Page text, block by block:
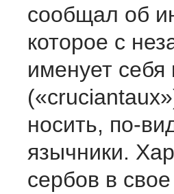
сообщал об
которое с
именует себя
носить, по-
язычники.
сербов в